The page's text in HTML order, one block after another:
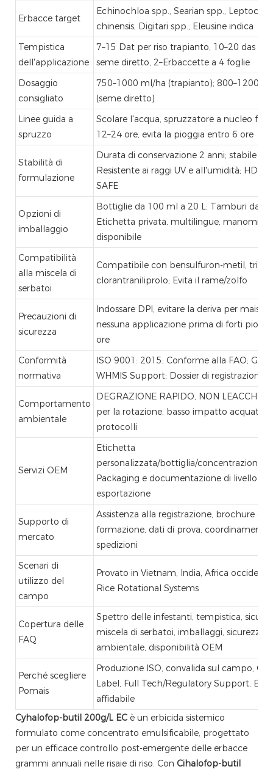
Erbacce target
Echinochloa spp., Searian spp.,
chinensis, Digitari spp., Eleusine indica
Tempistica
dell'applicazione
7–15 Dat per riso trapianto, 10–20 das
seme diretto, 2–Erbaccette a 4 foglie
Dosaggio
consigliato
750–1000 ml/ha (trapianto); 800–1200
(seme diretto)
Linee guida a
spruzzo
Scolare l'acqua, spruzzatore a nucleo
12–24 ore, evita la pioggia entro 6 ore
Stabilità di
formulazione
Durata di conservazione 2 anni; stabile a
Resistente ai raggi UV e all'umidità; HDPE/
SAFE
Opzioni di
imballaggio
Bottiglie da 100 ml a 20 L; Tamburi da
Etichetta privata, multilingue,
disponibile
Compatibilità
alla miscela di
serbatoi
Compatibile con bensulfuron-metil,
clorantraniliprolo; Evita il rame/zolfo
Precauzioni di
sicurezza
Indossare DPI, evitare la deriva per mais/
nessuna applicazione prima di forti
ore
Conformità
normativa
ISO 9001: 2015; Conforme alla FAO; GHS,
WHMIS Support; Dossier di registrazione
Comportamento
ambientale
DEGRAZIONE RAPIDO, NON LEACCHIO,
per la rotazione, basso impatto
protocolli
Servizi OEM
Etichetta
personalizzata/bottiglia/concentrazione/
Packaging e documentazione di livello di
esportazione
Supporto di
mercato
Assistenza alla registrazione, brochure di
formazione, dati di prova, coordinamento
spedizioni
Scenari di
utilizzo del
campo
Provato in Vietnam, India, Africa
Rice Rotational Systems
Copertura delle
FAQ
Spettro delle infestanti, tempistica,
miscela di serbatoi, imballaggi, sicurezza
ambientale, disponibilità OEM
Perché scegliere
Pomais
Produzione ISO, convalida sul campo,
Label, Full Tech/Regulatory Support,
affidabile
Cyhalofop-butil 200g/L EC è un erbicida sistemico
formulato come concentrato emulsificabile, progettato
per un efficace controllo post-emergente delle erbacce
grammi annuali nelle risaie di riso. Con Cihalofop-butil